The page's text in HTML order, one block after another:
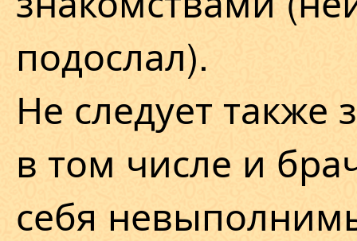
подослал).
Не следует также
в том числе и
себя